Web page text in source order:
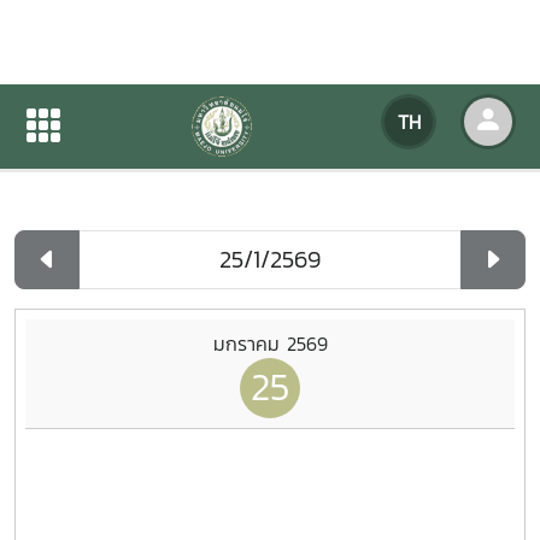
TH
ปฏิทินกิจกรรมของหน่วยงาน
ปฏิทินกิจกรรมของหน่วยงาน
มกราคม 2569
25